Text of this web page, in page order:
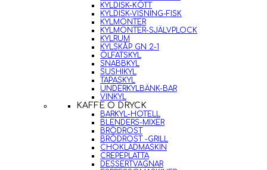
KYLDISK-KÖTT
KYLDISK-VISNING-FISK
KYLMONTER
KYLMONTER-SJÄLVPLOCK
KYLRUM
KYLSKÅP GN 2-1
ÖLFATSKYL
SNABBKYL
SUSHIKYL
TAPASKYL
UNDERKYLBÄNK-BAR
VINKYL
KAFFE O DRYCK
BARKYL-HOTELL
BLENDERS-MIXER
BRÖDROST
BRÖDROST -GRILL
CHOKLADMASKIN
CREPEPLATTA
DESSERTVAGNAR